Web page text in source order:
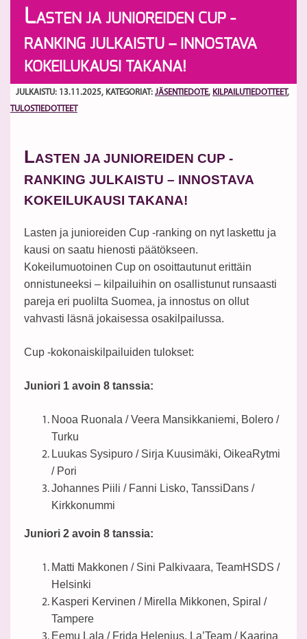
LASTEN JA JUNIOREIDEN CUP -
RANKING JULKAISTU – INNOSTAVA
KOKEILUKAUSI TAKANA!
JULKAISTU: 13.11.2025, KATEGORIAT: JÄSENTIEDOTE, KILPAILUTIEDOTTEET ,
TULOSTIEDOTTEET
LASTEN JA JUNIOREIDEN CUP -
RANKING JULKAISTU – INNOSTAVA
KOKEILUKAUSI TAKANA!
Lasten ja junioreiden Cup -ranking on nyt laskettu ja
kausi on saatu hienosti päätökseen.
Kokeilumuotoinen Cup on osoittautunut erittäin
onnistuneeksi – kilpailuihin on osallistunut runsaasti
pareja eri puolilta Suomea, ja innostus on ollut
vahvasti läsnä jokaisessa osakilpailussa.
Cup -kokonaiskilpailuiden tulokset:
Juniori 1 avoin 8 tanssia:
Nooa Ruonala / Veera Mansikkaniemi, Bolero /
Turku
Luukas Sysipuro / Sirja Kuusimäki, OikeaRytmi
/ Pori
Johannes Piili / Fanni Lisko, TanssiDans /
Kirkkonummi
Juniori 2 avoin 8 tanssia:
Matti Makkonen / Sini Palkivaara, TeamHSDS /
Helsinki
Kasperi Kervinen / Mirella Mikkonen, Spiral /
Tampere
Eemu Lala / Frida Helenius, La’Team / Kaarina